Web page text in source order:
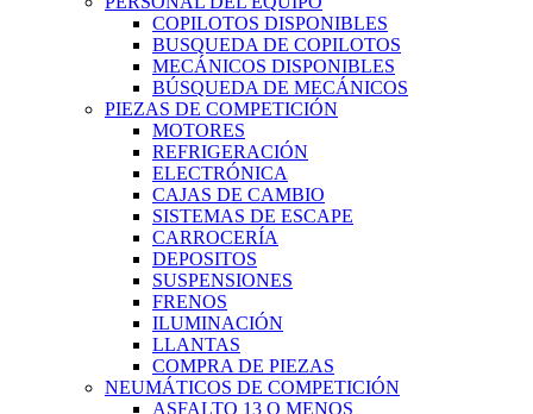
COPILOTOS DISPONIBLES
BUSQUEDA DE COPILOTOS
MECÁNICOS DISPONIBLES
BÚSQUEDA DE MECÁNICOS
PIEZAS DE COMPETICIÓN
MOTORES
REFRIGERACIÓN
ELECTRÓNICA
CAJAS DE CAMBIO
SISTEMAS DE ESCAPE
CARROCERÍA
DEPOSITOS
SUSPENSIONES
FRENOS
ILUMINACIÓN
LLANTAS
COMPRA DE PIEZAS
NEUMÁTICOS DE COMPETICIÓN
ASFALTO 13 O MENOS